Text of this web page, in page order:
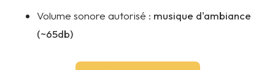
Volume sonore autorisé : musique d'ambiance
(~65db)